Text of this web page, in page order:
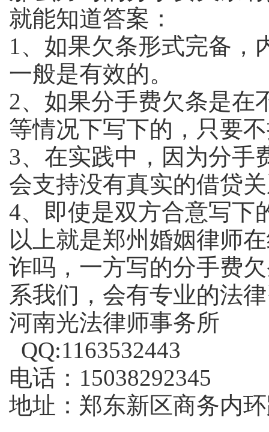
就能知道答案：
1、如果欠条形式完备，
一般是有效的。
2、如果分手费欠条是在
等情况下写下的，只要
3、在实践中，因为分手
会支持没有真实的借贷
4、即使是双方合意写下
以上就是郑州婚姻律师
诈吗，一方写的分手费
系我们，会有专业的法
河南光法律师事务所
QQ:1163532443
电话：15038292345
地址：郑东新区商务内